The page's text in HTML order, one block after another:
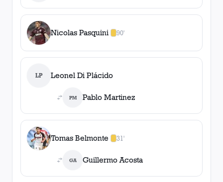
Nicolas Pasquini 90'
1amarilla
LP Leonel Di Plácido
PM Pablo Martinez
Tomas Belmonte 31'
1amarilla
GA Guillermo Acosta